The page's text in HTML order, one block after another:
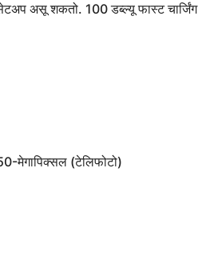
असू शकतो. 100 डब्ल्यू फास्ट चार्जिंग
मेगापिक्सल (टेलिफोटो)